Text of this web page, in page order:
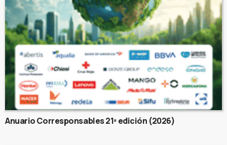
Anuario Corresponsables 21ª edición (2026)